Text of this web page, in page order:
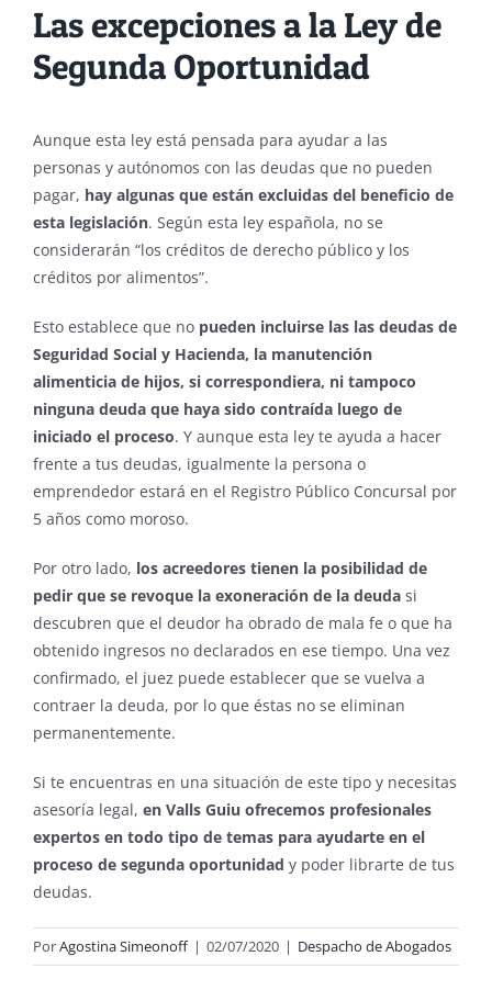
Las excepciones a la Ley de
Segunda Oportunidad
Aunque esta ley está pensada para ayudar a las
personas y autónomos con las deudas que no pueden
pagar, hay algunas que están excluidas del beneficio de
esta legislación. Según esta ley española, no se
considerarán “los créditos de derecho público y los
créditos por alimentos”.
Esto establece que no pueden incluirse las las deudas de
Seguridad Social y Hacienda, la manutención
alimenticia de hijos, si correspondiera, ni tampoco
ninguna deuda que haya sido contraída luego de
iniciado el proceso. Y aunque esta ley te ayuda a hacer
frente a tus deudas, igualmente la persona o
emprendedor estará en el Registro Público Concursal por
5 años como moroso.
Por otro lado, los acreedores tienen la posibilidad de
pedir que se revoque la exoneración de la deuda si
descubren que el deudor ha obrado de mala fe o que ha
obtenido ingresos no declarados en ese tiempo. Una vez
confirmado, el juez puede establecer que se vuelva a
contraer la deuda, por lo que éstas no se eliminan
permanentemente.
Si te encuentras en una situación de este tipo y necesitas
asesoría legal, en Valls Guiu ofrecemos profesionales
expertos en todo tipo de temas para ayudarte en el
proceso de segunda oportunidad y poder librarte de tus
deudas.
PorAgostina Simeonoff | 02/07/2020 | Despacho de Abogados